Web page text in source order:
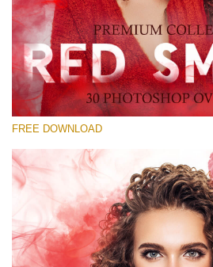
Please select
Free Red Smoke Overlay #20
Small 800*533px
Red Smoke
(30 Overlays)
Grunge Collection
(347 Overlays)
Large 6000*4000px
Entire Collection
FREE DOWNLOAD